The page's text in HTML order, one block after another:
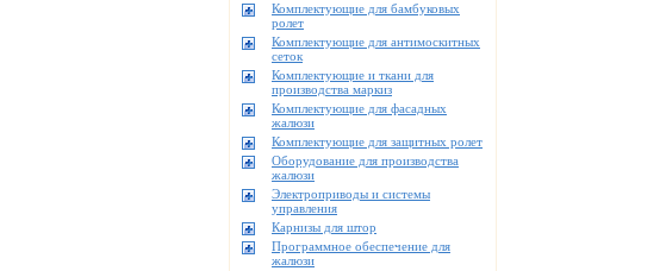
Комплектующие для бамбуковых
ролет
Комплектующие для антимоскитных
сеток
Комплектующие и ткани для
производства маркиз
Комплектующие для фасадных
жалюзи
Комплектующие для защитных ролет
Оборудование для производства
жалюзи
Электроприводы и системы
управления
Карнизы для штор
Программное обеспечение для
жалюзи